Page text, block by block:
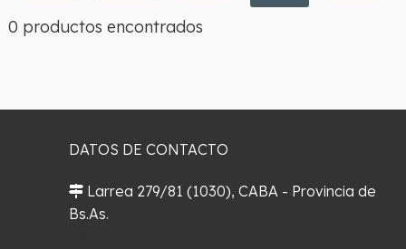
0 productos encontrados
DATOS DE CONTACTO
Larrea 279/81 (1030), CABA - Provincia de
Bs.As.